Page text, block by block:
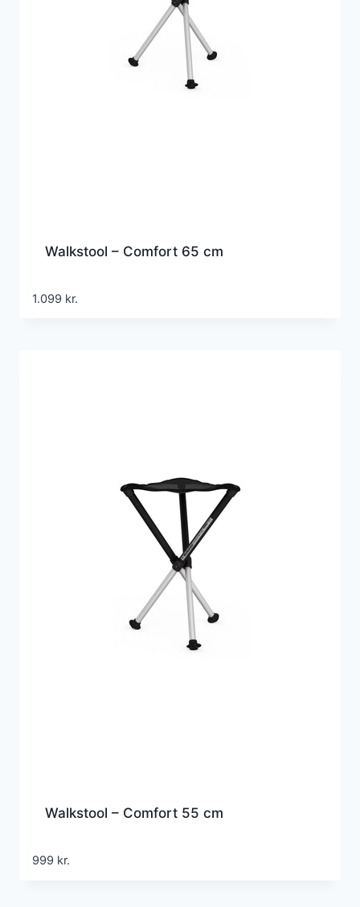
Walkstool – Comfort 65 cm
1.099 kr.
Walkstool – Comfort 55 cm
999 kr.